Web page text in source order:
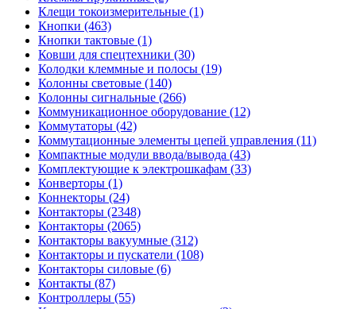
Клещи токоизмерительные (1)
Кнопки (463)
Кнопки тактовые (1)
Ковши для спецтехники (30)
Колодки клеммные и полосы (19)
Колонны световые (140)
Колонны сигнальные (266)
Коммуникационное оборудование (12)
Коммутаторы (42)
Коммутационные элементы цепей управления (11)
Компактные модули ввода/вывода (43)
Комплектующие к электрошкафам (33)
Конверторы (1)
Коннекторы (24)
Контакторы (2348)
Контакторы (2065)
Контакторы вакуумные (312)
Контакторы и пускатели (108)
Контакторы силовые (6)
Контакты (87)
Контроллеры (55)